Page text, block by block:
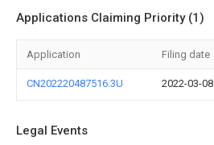
Applications Claiming Priority (1)
Application Filing date
CN202220487516.3U 2022-03-08
Legal Events